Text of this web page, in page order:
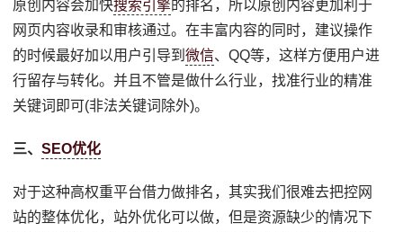
原创内容会加快搜索引擎的排名，所以原创内容更加利于
网页内容收录和审核通过。在丰富内容的同时，建议操作
的时候最好加以用户引导到微信、QQ等，这样方便用户进
行留存与转化。并且不管是做什么行业，找准行业的精准
关键词即可(非法关键词除外)。
三、SEO优化
对于这种高权重平台借力做排名，其实我们很难去把控网
站的整体优化，站外优化可以做，但是资源缺少的情况下